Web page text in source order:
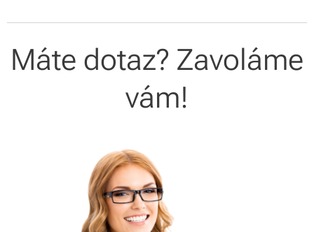
Máte dotaz? Zavoláme
vám!